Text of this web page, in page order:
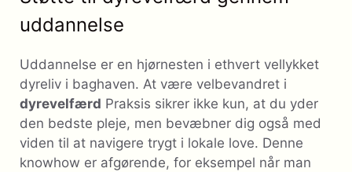
uddannelse
Uddannelse er en hjørnesten i ethvert vellykket
dyreliv i baghaven. At være velbevandret i
dyrevelfærd Praksis sikrer ikke kun, at du yder
den bedste pleje, men bevæbner dig også med
viden til at navigere trygt i lokale love. Denne
knowhow er afgørende, for eksempel når man